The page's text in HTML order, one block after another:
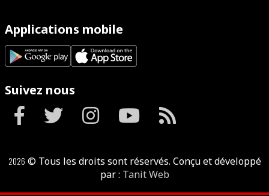
Applications mobile
Suivez nous
2026 © Tous les droits sont réservés. Conçu et développé
par : Tanit Web